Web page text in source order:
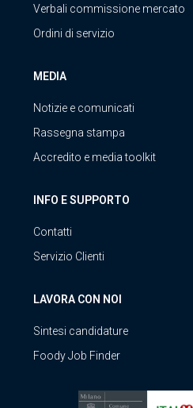
Verbali commissione mercato
Ordini di servizio
MEDIA
Notizie e comunicati
Rassegna stampa
Accredito e media toolkit
INFO E SUPPORTO
Contatti
Servizio Clienti
LAVORA CON NOI
Sintesi candidature
Foody Job Finder